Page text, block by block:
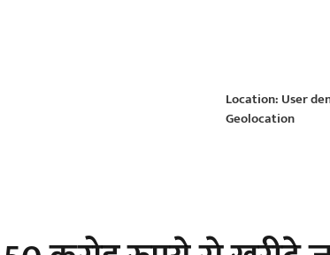
Location: User
Geolocation